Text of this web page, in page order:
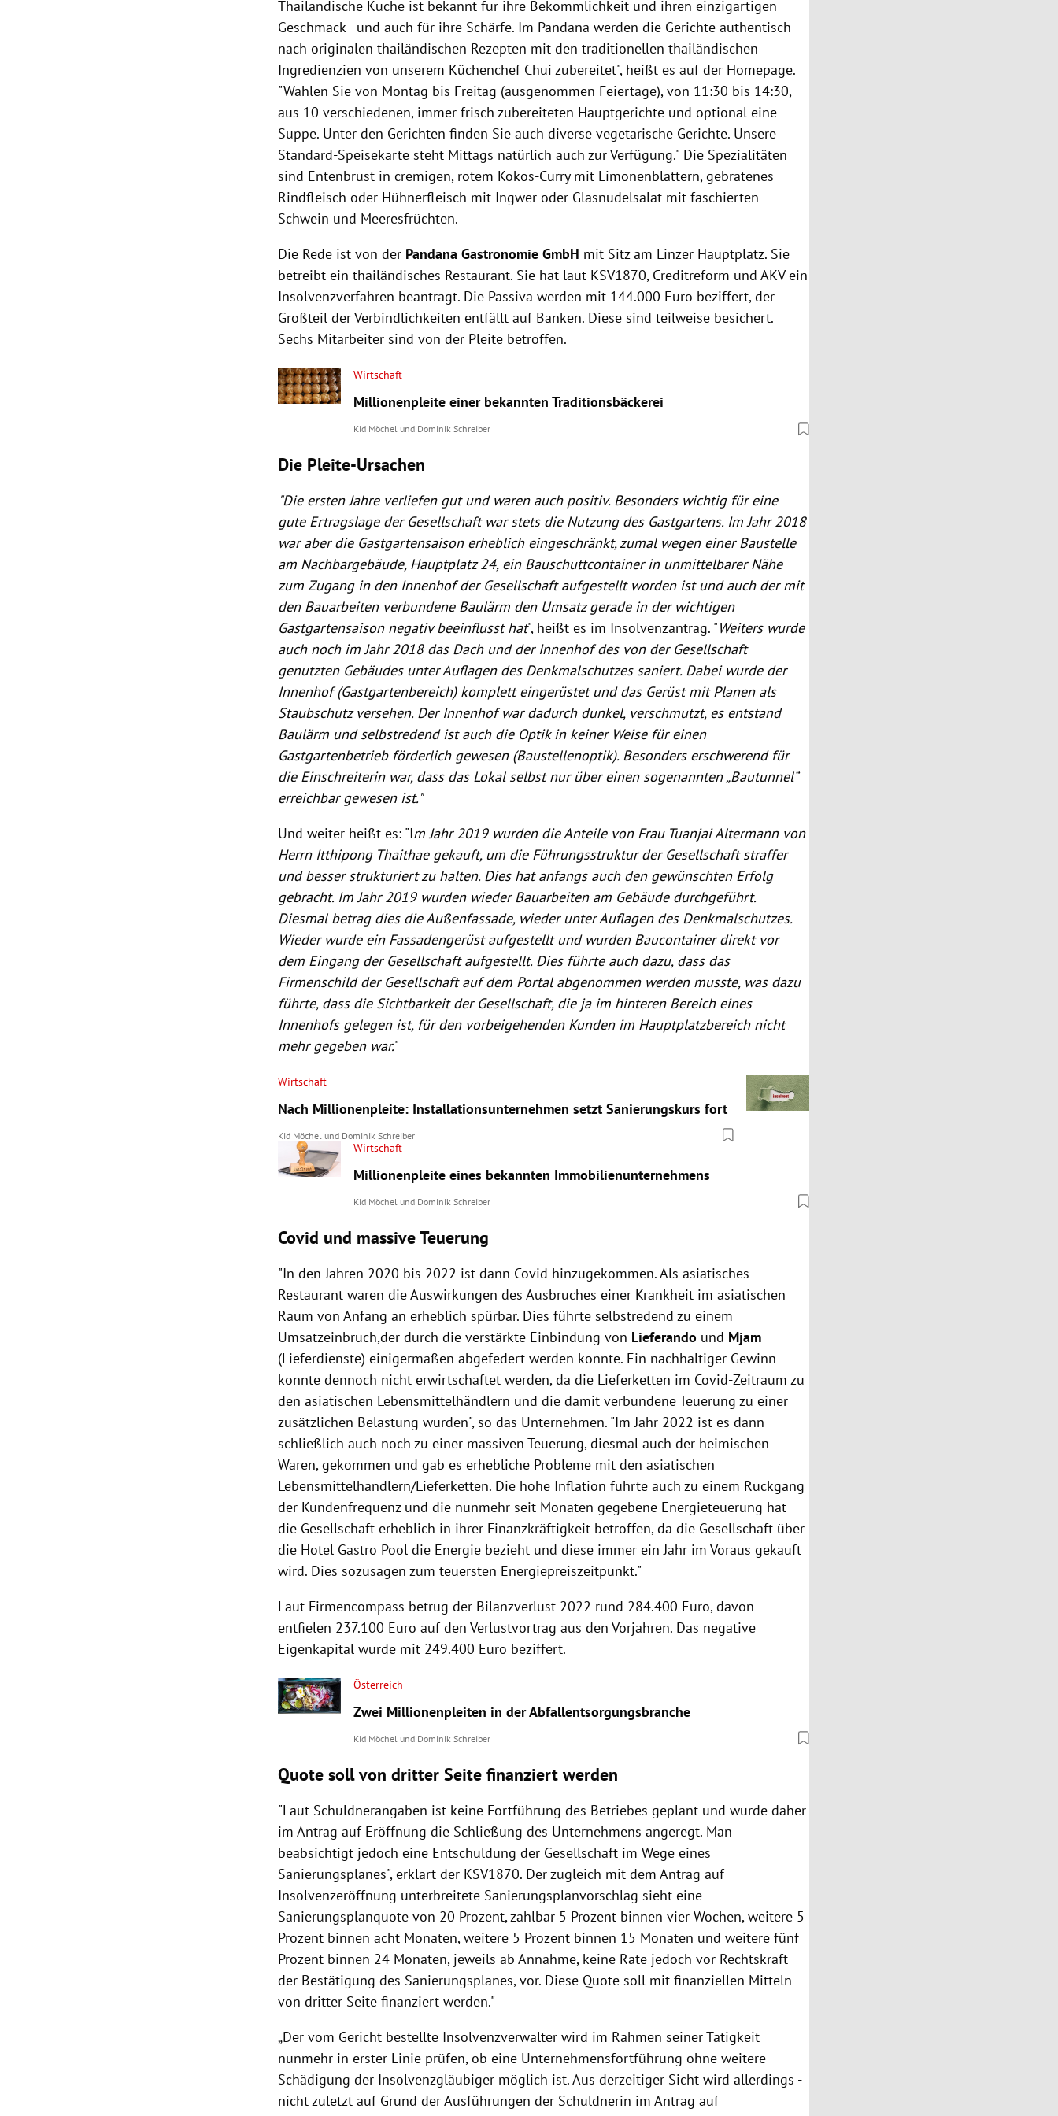
Thailändische Küche ist bekannt für ihre Bekömmlichkeit und ihren einzigartigen
Geschmack - und auch für ihre Schärfe. Im Pandana werden die Gerichte authentisch
nach originalen thailändischen Rezepten mit den traditionellen thailändischen
Ingredienzien von unserem Küchenchef Chui zubereitet", heißt es auf der Homepage.
"Wählen Sie von Montag bis Freitag (ausgenommen Feiertage), von 11:30 bis 14:30,
aus 10 verschiedenen, immer frisch zubereiteten Hauptgerichte und optional eine
Suppe. Unter den Gerichten finden Sie auch diverse vegetarische Gerichte. Unsere
Standard-Speisekarte steht Mittags natürlich auch zur Verfügung." Die Spezialitäten
sind Entenbrust in cremigen, rotem Kokos-Curry mit Limonenblättern, gebratenes
Rindfleisch oder Hühnerfleisch mit Ingwer oder Glasnudelsalat mit faschierten
Schwein und Meeresfrüchten.
Die Rede ist von der Pandana Gastronomie GmbH mit Sitz am Linzer Hauptplatz. Sie
betreibt ein thailändisches Restaurant. Sie hat laut KSV1870, Creditreform und AKV ein
Insolvenzverfahren beantragt. Die Passiva werden mit 144.000 Euro beziffert, der
Großteil der Verbindlichkeiten entfällt auf Banken. Diese sind teilweise besichert.
Sechs Mitarbeiter sind von der Pleite betroffen.
Wirtschaft
Millionenpleite einer bekannten Traditionsbäckerei
Kid Möchel und Dominik Schreiber
Die Pleite-Ursachen
"Die ersten Jahre verliefen gut und waren auch positiv. Besonders wichtig für eine
gute Ertragslage der Gesellschaft war stets die Nutzung des Gastgartens. Im Jahr 2018
war aber die Gastgartensaison erheblich eingeschränkt, zumal wegen einer Baustelle
am Nachbargebäude, Hauptplatz 24, ein Bauschuttcontainer in unmittelbarer Nähe
zum Zugang in den Innenhof der Gesellschaft aufgestellt worden ist und auch der mit
den Bauarbeiten verbundene Baulärm den Umsatz gerade in der wichtigen
Gastgartensaison negativ beeinflusst hat", heißt es im Insolvenzantrag. "Weiters wurde
auch noch im Jahr 2018 das Dach und der Innenhof des von der Gesellschaft
genutzten Gebäudes unter Auflagen des Denkmalschutzes saniert. Dabei wurde der
Innenhof (Gastgartenbereich) komplett eingerüstet und das Gerüst mit Planen als
Staubschutz versehen. Der Innenhof war dadurch dunkel, verschmutzt, es entstand
Baulärm und selbstredend ist auch die Optik in keiner Weise für einen
Gastgartenbetrieb förderlich gewesen (Baustellenoptik). Besonders erschwerend für
die Einschreiterin war, dass das Lokal selbst nur über einen sogenannten „Bautunnel“
erreichbar gewesen ist."
Und weiter heißt es: "Im Jahr 2019 wurden die Anteile von Frau Tuanjai Altermann von
Herrn Itthipong Thaithae gekauft, um die Führungsstruktur der Gesellschaft straffer
und besser strukturiert zu halten. Dies hat anfangs auch den gewünschten Erfolg
gebracht. Im Jahr 2019 wurden wieder Bauarbeiten am Gebäude durchgeführt.
Diesmal betrag dies die Außenfassade, wieder unter Auflagen des Denkmalschutzes.
Wieder wurde ein Fassadengerüst aufgestellt und wurden Baucontainer direkt vor
dem Eingang der Gesellschaft aufgestellt. Dies führte auch dazu, dass das
Firmenschild der Gesellschaft auf dem Portal abgenommen werden musste, was dazu
führte, dass die Sichtbarkeit der Gesellschaft, die ja im hinteren Bereich eines
Innenhofs gelegen ist, für den vorbeigehenden Kunden im Hauptplatzbereich nicht
mehr gegeben war."
Wirtschaft
Nach Millionenpleite: Installationsunternehmen setzt Sanierungskurs fort
Kid Möchel und Dominik Schreiber
Wirtschaft
Millionenpleite eines bekannten Immobilienunternehmens
Kid Möchel und Dominik Schreiber
Covid und massive Teuerung
"In den Jahren 2020 bis 2022 ist dann Covid hinzugekommen. Als asiatisches
Restaurant waren die Auswirkungen des Ausbruches einer Krankheit im asiatischen
Raum von Anfang an erheblich spürbar. Dies führte selbstredend zu einem
Umsatzeinbruch,der durch die verstärkte Einbindung von Lieferando und Mjam
(Lieferdienste) einigermaßen abgefedert werden konnte. Ein nachhaltiger Gewinn
konnte dennoch nicht erwirtschaftet werden, da die Lieferketten im Covid-Zeitraum zu
den asiatischen Lebensmittelhändlern und die damit verbundene Teuerung zu einer
zusätzlichen Belastung wurden", so das Unternehmen. "Im Jahr 2022 ist es dann
schließlich auch noch zu einer massiven Teuerung, diesmal auch der heimischen
Waren, gekommen und gab es erhebliche Probleme mit den asiatischen
Lebensmittelhändlern/Lieferketten. Die hohe Inflation führte auch zu einem Rückgang
der Kundenfrequenz und die nunmehr seit Monaten gegebene Energieteuerung hat
die Gesellschaft erheblich in ihrer Finanzkräftigkeit betroffen, da die Gesellschaft über
die Hotel Gastro Pool die Energie bezieht und diese immer ein Jahr im Voraus gekauft
wird. Dies sozusagen zum teuersten Energiepreiszeitpunkt."
Laut Firmencompass betrug der Bilanzverlust 2022 rund 284.400 Euro, davon
entfielen 237.100 Euro auf den Verlustvortrag aus den Vorjahren. Das negative
Eigenkapital wurde mit 249.400 Euro beziffert.
Österreich
Zwei Millionenpleiten in der Abfallentsorgungsbranche
Kid Möchel und Dominik Schreiber
Quote soll von dritter Seite finanziert werden
"Laut Schuldnerangaben ist keine Fortführung des Betriebes geplant und wurde daher
im Antrag auf Eröffnung die Schließung des Unternehmens angeregt. Man
beabsichtigt jedoch eine Entschuldung der Gesellschaft im Wege eines
Sanierungsplanes", erklärt der KSV1870. Der zugleich mit dem Antrag auf
Insolvenzeröffnung unterbreitete Sanierungsplanvorschlag sieht eine
Sanierungsplanquote von 20 Prozent, zahlbar 5 Prozent binnen vier Wochen, weitere 5
Prozent binnen acht Monaten, weitere 5 Prozent binnen 15 Monaten und weitere fünf
Prozent binnen 24 Monaten, jeweils ab Annahme, keine Rate jedoch vor Rechtskraft
der Bestätigung des Sanierungsplanes, vor. Diese Quote soll mit finanziellen Mitteln
von dritter Seite finanziert werden."
„Der vom Gericht bestellte Insolvenzverwalter wird im Rahmen seiner Tätigkeit
nunmehr in erster Linie prüfen, ob eine Unternehmensfortführung ohne weitere
Schädigung der Insolvenzgläubiger möglich ist. Aus derzeitiger Sicht wird allerdings -
nicht zuletzt auf Grund der Ausführungen der Schuldnerin im Antrag auf